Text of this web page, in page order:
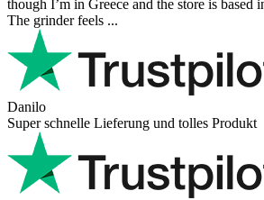
though I’m in Greece and the store is based
The grinder feels ...
Danilo
Super schnelle Lieferung und tolles Produkt